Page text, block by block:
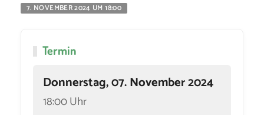
7. NOVEMBER 2024 UM 18:00
Termin
Donnerstag, 07. November 2024
18:00 Uhr